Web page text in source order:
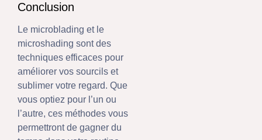
Conclusion
Le microblading et le
microshading sont des
techniques efficaces pour
améliorer vos sourcils et
sublimer votre regard. Que
vous optiez pour l’un ou
l’autre, ces méthodes vous
permettront de gagner du